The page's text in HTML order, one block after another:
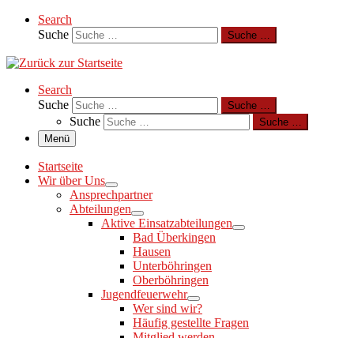
Search
Suche
Suche …
Search
Suche
Suche …
Suche
Suche …
Menü
Startseite
Wir über Uns
Ansprechpartner
Abteilungen
Aktive Einsatzabteilungen
Bad Überkingen
Hausen
Unterböhringen
Oberböhringen
Jugendfeuerwehr
Wer sind wir?
Häufig gestellte Fragen